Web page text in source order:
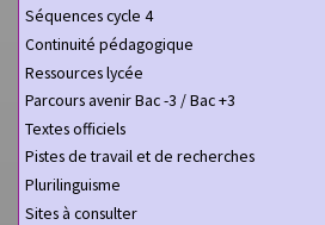
Séquences cycle 4
Continuité pédagogique
Ressources lycée
Parcours avenir Bac -3 / Bac +3
Textes officiels
Pistes de travail et de recherches
Plurilinguisme
Sites à consulter